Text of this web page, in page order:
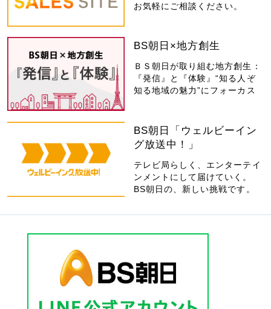
お気軽にご相談ください。
BS朝日×地方創生
ＢＳ朝日が取り組む地方創生：
『発信』と『体験』“知る人ぞ
知る地域の魅力”にフォーカス
BS朝日「ウェルビーイン
グ放送中！」
テレビ局らしく、エンターテイ
ンメントにして届けていく。
BS朝日の、新しい挑戦です。